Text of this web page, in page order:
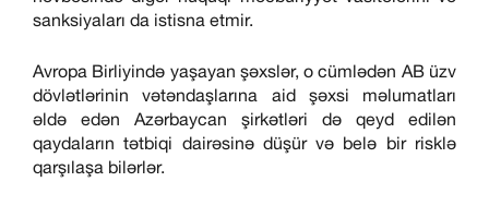
sanksiyaları da istisna etmir.
Avropa Birliyində yaşayan şəxslər, o cümlədən AB üzv
dövlətlərinin vətəndaşlarına aid şəxsi məlumatları
əldə edən Azərbaycan şirkətləri də qeyd edilən
qaydaların tətbiqi dairəsinə düşür və belə bir risklə
qarşılaşa bilərlər.